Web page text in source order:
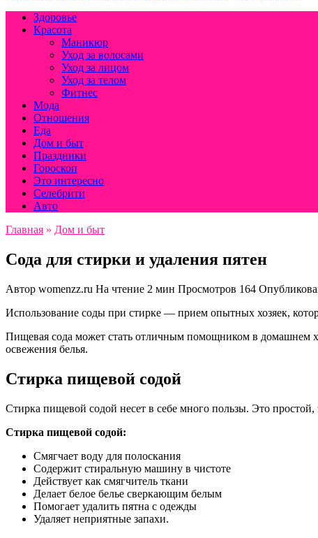
Здоровье
Красота
Маникюр
Уход за волосами
Уход за лицом
Уход за телом
Фитнес
Мода
Отношения
Еда
Дом и быт
Праздники
Гороскоп
Это интересно
Селебрити
Авто
Главная » Дом и быт
Сода для стирки и удаления пятен
Автор womenzz.ru На чтение 2 мин Просмотров 164
Использование соды при стирке — прием опытных хозяек,
Пищевая сода может стать отличным помощником в домашнем
освежения белья.
Стирка пищевой содой
Стирка пищевой содой несет в себе много пользы. Это
Стирка пищевой содой:
Смягчает воду для полоскания
Содержит стиральную машину в чистоте
Действует как смягчитель ткани
Делает белое белье сверкающим белым
Помогает удалить пятна с одежды
Удаляет неприятные запахи.